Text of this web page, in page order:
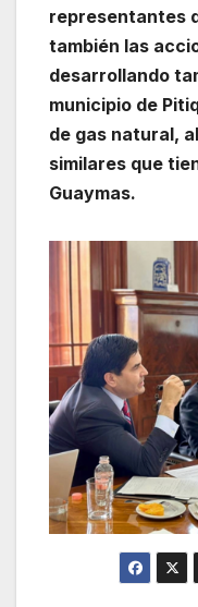
representantes
también las
desarrollando
municipio de
de gas natural,
similares que
Guaymas.